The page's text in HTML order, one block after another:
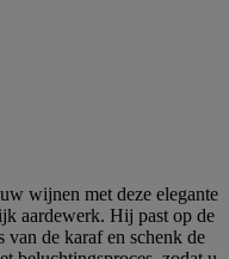
wijnen met deze elegante
aardewerk. Hij past op de
van de karaf en schenk de